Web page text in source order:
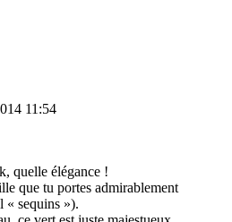
11:54
quelle élégance !
que tu portes admirablement
« sequins »).